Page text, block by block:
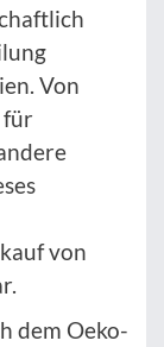
Von
für
von
dem Oeko-